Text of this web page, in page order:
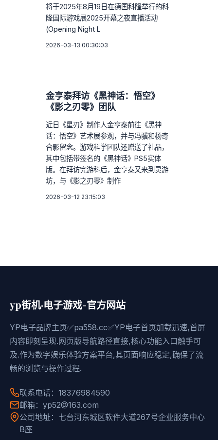
将于2025年8月19日在德国科隆举行的科
隆国际游戏展2025开幕之夜直播活动
(Opening Night L
2026-03-13 00:30:03
金亨泰拜访《黑神话：悟空》
《影之刃零》团队
近日《星刃》制作人金亨泰前往《黑神
话：悟空》艺术展参观，并与冯骥和杨奇
合影留念。游戏科学团队还赠送了礼品，
其中包括带签名的《黑神话》PS5实体
版。在拜访完游科后，金亨泰又来到灵游
坊，与《影之刃零》制作
2026-03-12 23:15:03
yp街机·电子游戏-官方网站
YP电子品牌主页✅pa558.cc✅YP电子首页加载迅速,首屏
内容即刻呈现.网页版导航路径直接,核心功能入口触手可
及.作为数字娱乐体验方案平台,其页面响应稳定,确保了流
畅的浏览与操作过程.
联系电话：18376984590
邮箱：yp52@163.com
公司地址：七台河东城区软件大道267号企业服务中心
B座